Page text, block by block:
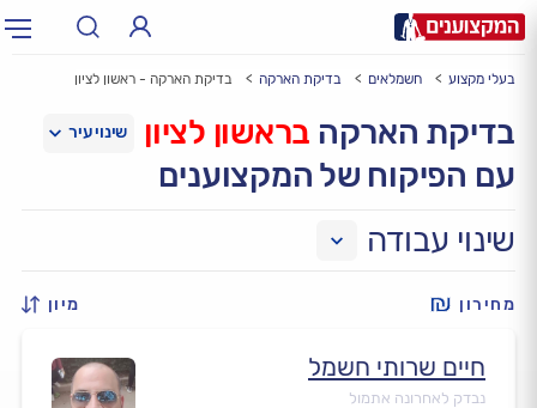
עירעיר: תל אביב, חיפה…
בעלי מקצוע חשמלאים בדיקת הארקה בדיקת הארקה - ראשון לציון
בדיקת הארקה בראשון לציון
עם הפיקוח של המקצוענים
שינוי עבודה
מחירון מיון
חיים שרותי חשמל
נבדק לאחרונה אתמול